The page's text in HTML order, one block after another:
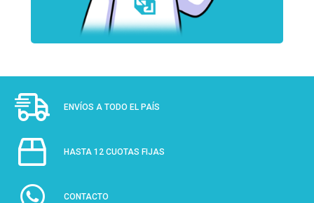
ENVÍOS A TODO EL PAÍS
HASTA 12 CUOTAS FIJAS
CONTACTO